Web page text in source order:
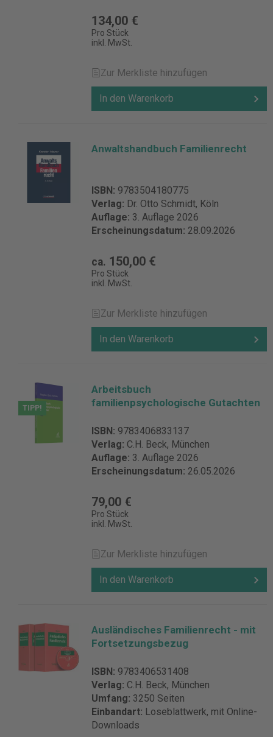
134,00 €
Pro Stück
inkl. MwSt.
Zur Merkliste hinzufügen
In den Warenkorb
Anwaltshandbuch Familienrecht
ISBN: 9783504180775
Verlag: Dr. Otto Schmidt, Köln
Auflage: 3. Auflage 2026
Erscheinungsdatum: 28.09.2026
ca. 150,00 €
Pro Stück
inkl. MwSt.
Zur Merkliste hinzufügen
In den Warenkorb
TIPP!
Arbeitsbuch
familienpsychologische Gutachten
ISBN: 9783406833137
Verlag: C.H. Beck, München
Auflage: 3. Auflage 2026
Erscheinungsdatum: 26.05.2026
79,00 €
Pro Stück
inkl. MwSt.
Zur Merkliste hinzufügen
In den Warenkorb
Ausländisches Familienrecht - mit
Fortsetzungsbezug
ISBN: 9783406531408
Verlag: C.H. Beck, München
Umfang: 3250 Seiten
Einbandart: Loseblattwerk, mit Online-
Downloads